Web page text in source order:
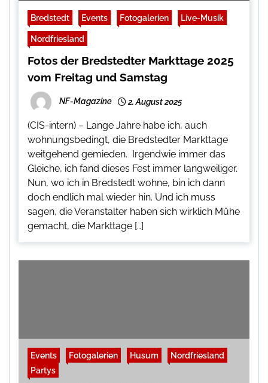
Bredstedt Events Fotogalerien Live-Musik
Nordfriesland
Fotos der Bredstedter Markttage 2025
vom Freitag und Samstag
NF-Magazine 2. August 2025
(CIS-intern) – Lange Jahre habe ich, auch
wohnungsbedingt, die Bredstedter Markttage
weitgehend gemieden. Irgendwie immer das
Gleiche, ich fand dieses Fest immer langweiliger.
Nun, wo ich in Bredstedt wohne, bin ich dann
doch endlich mal wieder hin. Und ich muss
sagen, die Veranstalter haben sich wirklich Mühe
gemacht, die Markttage […]
Events Fotogalerien Husum
Nordfriesland
Partys